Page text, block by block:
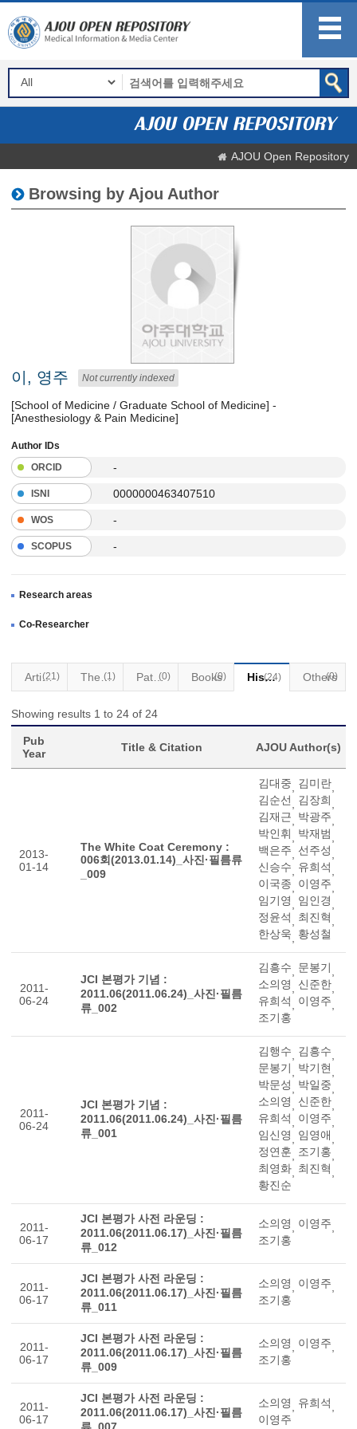
AJOU Open Repository
Browsing by Ajou Author
이, 영주 Not currently indexed
[School of Medicine / Graduate School of Medicine] -
[Anesthesiology & Pain Medicine]
Author IDs
ORCID
-
ISNI 0000000463407510
WOS -
SCOPUS -
Research areas
Co-Researcher
Articles
(21) Thesis
(1) Patents(0) Books
(0) Historical Materials
(24) Others
(0)
Showing results 1 to 24 of 24
Pub
Year
Title & Citation AJOU Author(s)
2013-
01-14
The White Coat Ceremony :
006회(2013.01.14)_사진·필름류
_009
김대중 김미란
김순선
김장희
김재근
박광주
박인휘
박재범
백은주
선주성
신승수
유희석
이국종
이영주
임기영
임인경
정윤석
최진혁
한상욱
황성철
2011-
06-24
JCI 본평가 기념 :
2011.06(2011.06.24)_사진·필름
류_002
김흥수 문봉기
소의영
신준한
유희석
이영주
조기홍
2011-
06-24
JCI 본평가 기념 :
2011.06(2011.06.24)_사진·필름
류_001
김행수 김흥수
문봉기
박기현
박문성
박일중
소의영
신준한
유희석
이영주
임신영
임영애
정연훈
조기홍
최영화 최진혁
황진순
2011-
06-17
JCI 본평가 사전 라운딩 :
2011.06(2011.06.17)_사진·필름
류_012
소의영 이영주
조기홍
2011-
06-17
JCI 본평가 사전 라운딩 :
2011.06(2011.06.17)_사진·필름
류_011
소의영 이영주
조기홍
2011-
06-17
JCI 본평가 사전 라운딩 :
2011.06(2011.06.17)_사진·필름
류_009
소의영 이영주
조기홍
2011-
06-17
JCI 본평가 사전 라운딩 :
2011.06(2011.06.17)_사진·필름
류_007
소의영 유희석
이영주